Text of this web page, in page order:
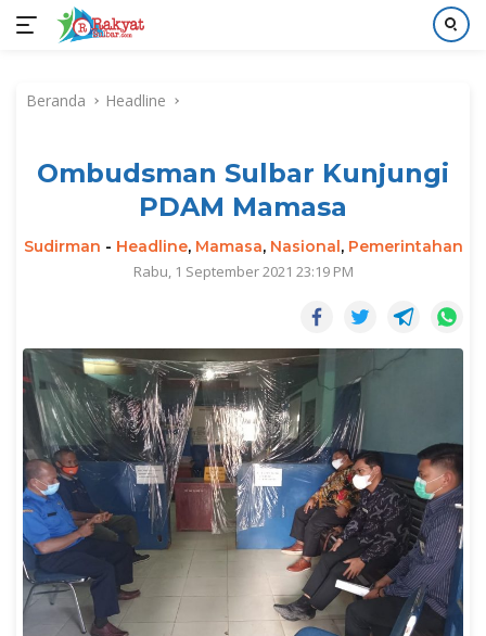
kontenBeranda Headline
Ombudsman Sulbar Kunjungi
PDAM Mamasa
Sudirman - Headline, Mamasa, Nasional, Pemerintahan
Rabu, 1 September 2021 23:19 PM